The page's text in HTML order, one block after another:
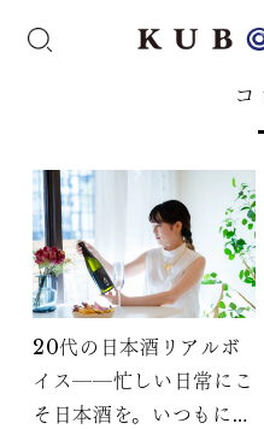
コ
20代の日本酒リアルボ
イス――忙しい日常にこ
そ日本酒を。いつもにプ